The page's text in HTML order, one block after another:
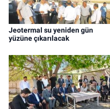
Jeotermal su yeniden gün
yüzüne çıkarılacak